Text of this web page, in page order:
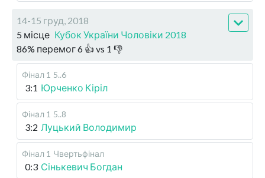
14-15 груд, 2018
5 місце Кубок України Чоловіки 2018
86% перемог6 👍 vs 1 👎
Фінал 1 5..6
3:1 Юрченко Кіріл
Фінал 1 5..8
3:2 Луцький Володимир
Фінал 1 Чвертьфінал
0:3 Сінькевич Богдан